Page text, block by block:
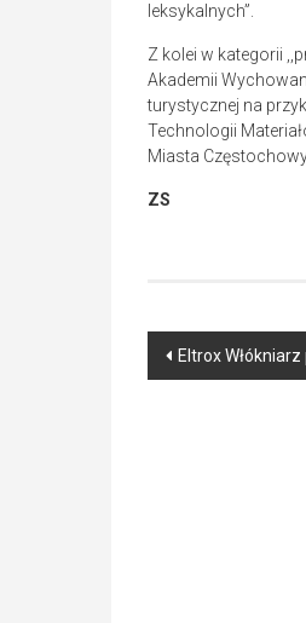
leksykalnych”.
Z kolei w kategorii
Akademii
turystycznej na
Technologii
Miasta
ZS
Post
Eltrox